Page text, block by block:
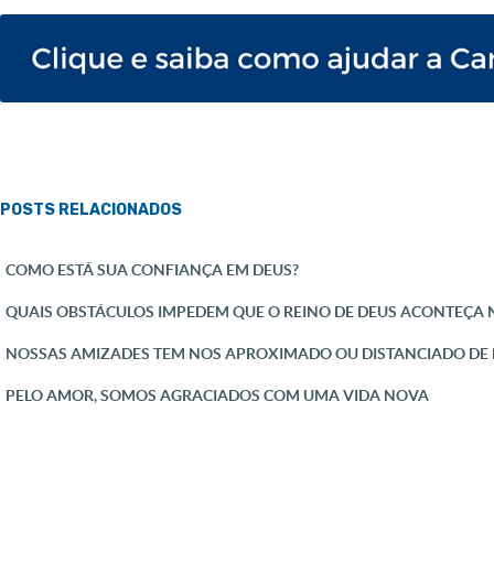
POSTS RELACIONADOS
COMO ESTÁ SUA CONFIANÇA EM DEUS?
QUAIS OBSTÁCULOS IMPEDEM QUE O REINO DE DEUS ACONTEÇA
NOSSAS AMIZADES TEM NOS APROXIMADO OU DISTANCIADO DE
PELO AMOR, SOMOS AGRACIADOS COM UMA VIDA NOVA